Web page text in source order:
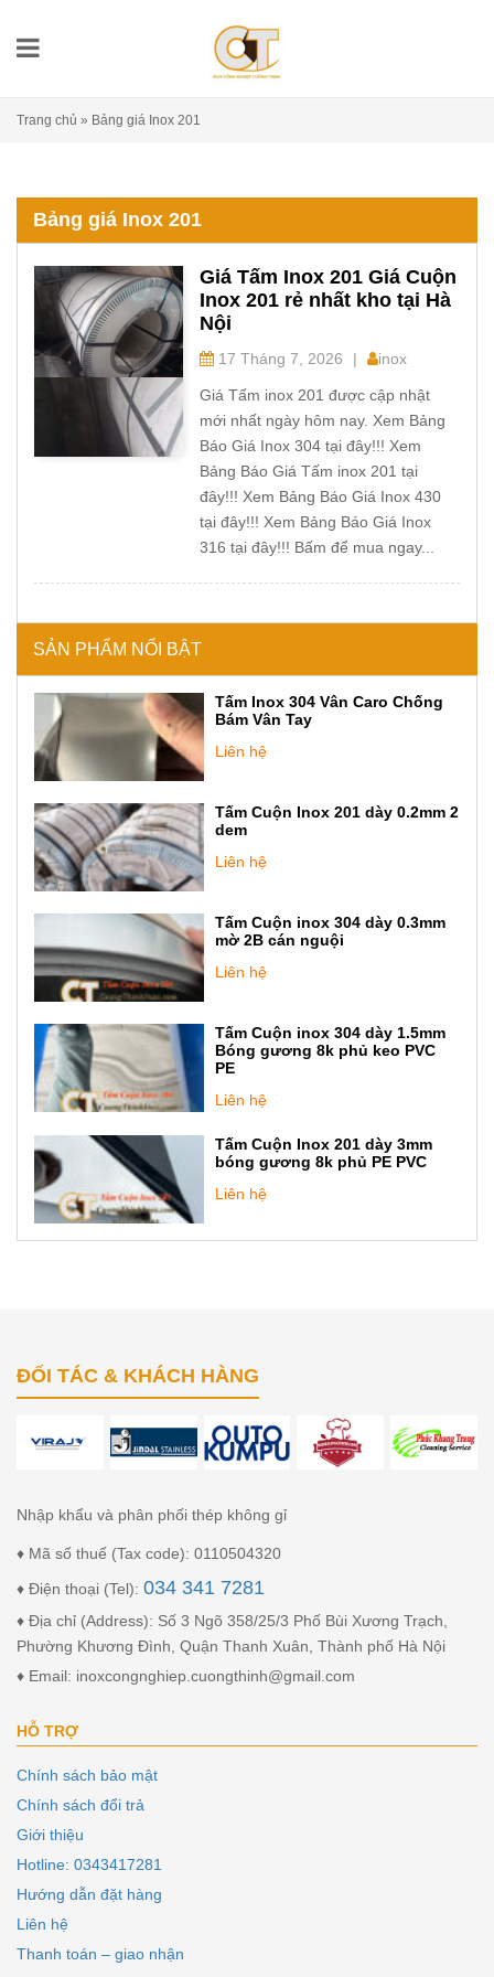
Trang chủ » Bảng giá Inox 201
Bảng giá Inox 201
Giá Tấm Inox 201 Giá Cuộn
Inox 201 rẻ nhất kho tại Hà
Nội
17 Tháng 7, 2026 | inox
Giá Tấm inox 201 được cập nhật
mới nhất ngày hôm nay. Xem Bảng
Báo Giá Inox 304 tại đây!!! Xem
Bảng Báo Giá Tấm inox 201 tại
đây!!! Xem Bảng Báo Giá Inox 430
tại đây!!! Xem Bảng Báo Giá Inox
316 tại đây!!! Bấm để mua ngay...
SẢN PHẨM NỔI BẬT
Tấm Inox 304 Vân Caro Chống
Bám Vân Tay
Liên hệ
Tấm Cuộn Inox 201 dày 0.2mm 2
dem
Liên hệ
Tấm Cuộn inox 304 dày 0.3mm
mờ 2B cán nguội
Liên hệ
Tấm Cuộn inox 304 dày 1.5mm
Bóng gương 8k phủ keo PVC
PE
Liên hệ
Tấm Cuộn Inox 201 dày 3mm
bóng gương 8k phủ PE PVC
Liên hệ
ĐỐI TÁC & KHÁCH HÀNG
Nhập khẩu và phân phối thép không gỉ
♦ Mã số thuế (Tax code): 0110504320
♦ Điện thoại (Tel): 034 341 7281
♦ Địa chỉ (Address): Số 3 Ngõ 358/25/3 Phố Bùi Xương Trạch,
Phường Khương Đình, Quận Thanh Xuân, Thành phố Hà Nội
♦ Email: inoxcongnghiep.cuongthinh@gmail.com
HỖ TRỢ
Chính sách bảo mật
Chính sách đổi trả
Giới thiệu
Hotline: 0343417281
Hướng dẫn đặt hàng
Liên hệ
Thanh toán – giao nhận